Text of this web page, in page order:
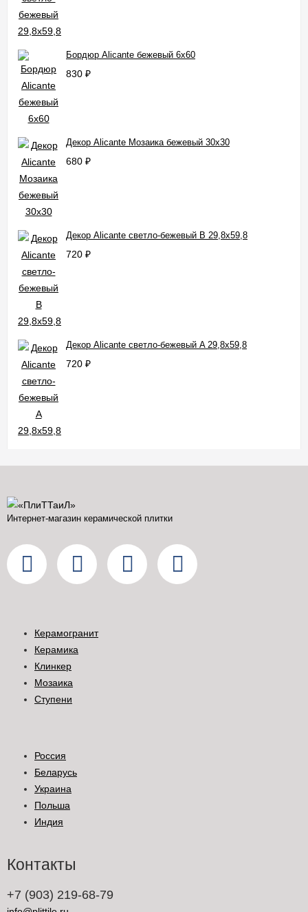
Бордюр Alicante бежевый 6x60
830 ₽
Декор Alicante Мозаика бежевый 30x30
680 ₽
Декор Alicante светло-бежевый B 29,8x59,8
720 ₽
Декор Alicante светло-бежевый A 29,8x59,8
720 ₽
Интернет-магазин керамической плитки
Керамогранит
Керамика
Клинкер
Мозаика
Ступени
Россия
Беларусь
Украина
Польша
Индия
Контакты
+7 (903) 219-68-79